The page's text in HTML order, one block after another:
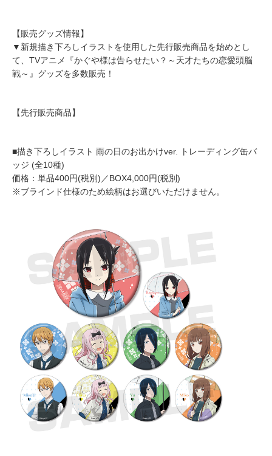
【販売グッズ情報】
▼新規描き下ろしイラストを使用した先行販売商品を始めとし
て、TVアニメ『かぐや様は告らせたい？～天才たちの恋愛頭脳
戦～』グッズを多数販売！
【先行販売商品】
■描き下ろしイラスト 雨の日のお出かけver. トレーディング缶バ
ッジ (全10種)
価格：単品400円(税別)／BOX4,000円(税別)
※ブラインド仕様のため絵柄はお選びいただけません。